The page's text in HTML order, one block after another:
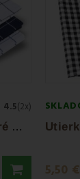
4.5(2x)
U
tierky na riad Dinner modré Mix 3 ks EMI
5,50 €